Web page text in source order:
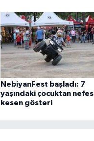
NebiyanFest başladı: 7
yaşındaki çocuktan nefes
kesen gösteri